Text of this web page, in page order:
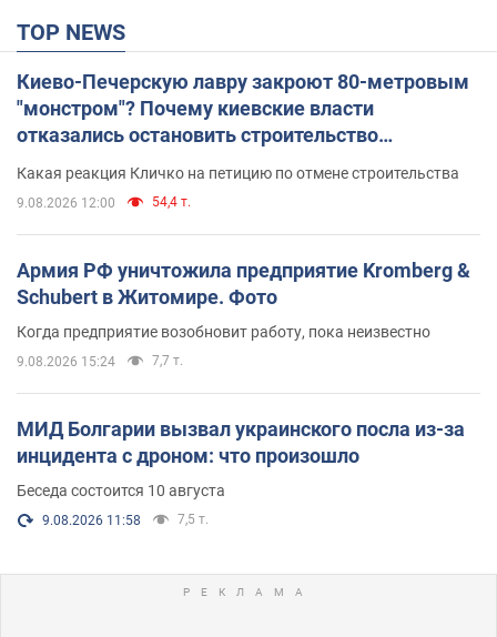
TOP NEWS
Киево-Печерскую лавру закроют 80-метровым
"монстром"? Почему киевские власти
отказались остановить строительство
Какая реакция Кличко на петицию по отмене строительства
9.08.2026 12:00 54,4 т.
Армия РФ уничтожила предприятие Kromberg &
Schubert в Житомире. Фото
Когда предприятие возобновит работу, пока неизвестно
9.08.2026 15:24 7,7 т.
МИД Болгарии вызвал украинского посла из-за
инцидента с дроном: что произошло
Беседа состоится 10 августа
9.08.2026 11:58 7,5 т.